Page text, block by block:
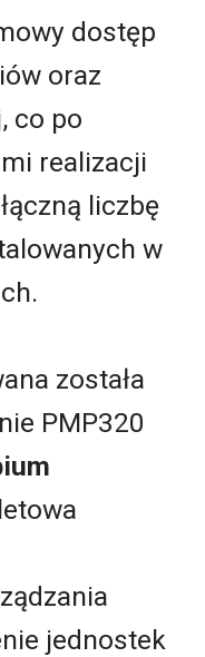
dostęp
oraz
co po
realizacji
liczbę
w
została
PMP320
jednostek